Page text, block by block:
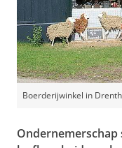
Boerderijwinkel in
Ondernemerschap